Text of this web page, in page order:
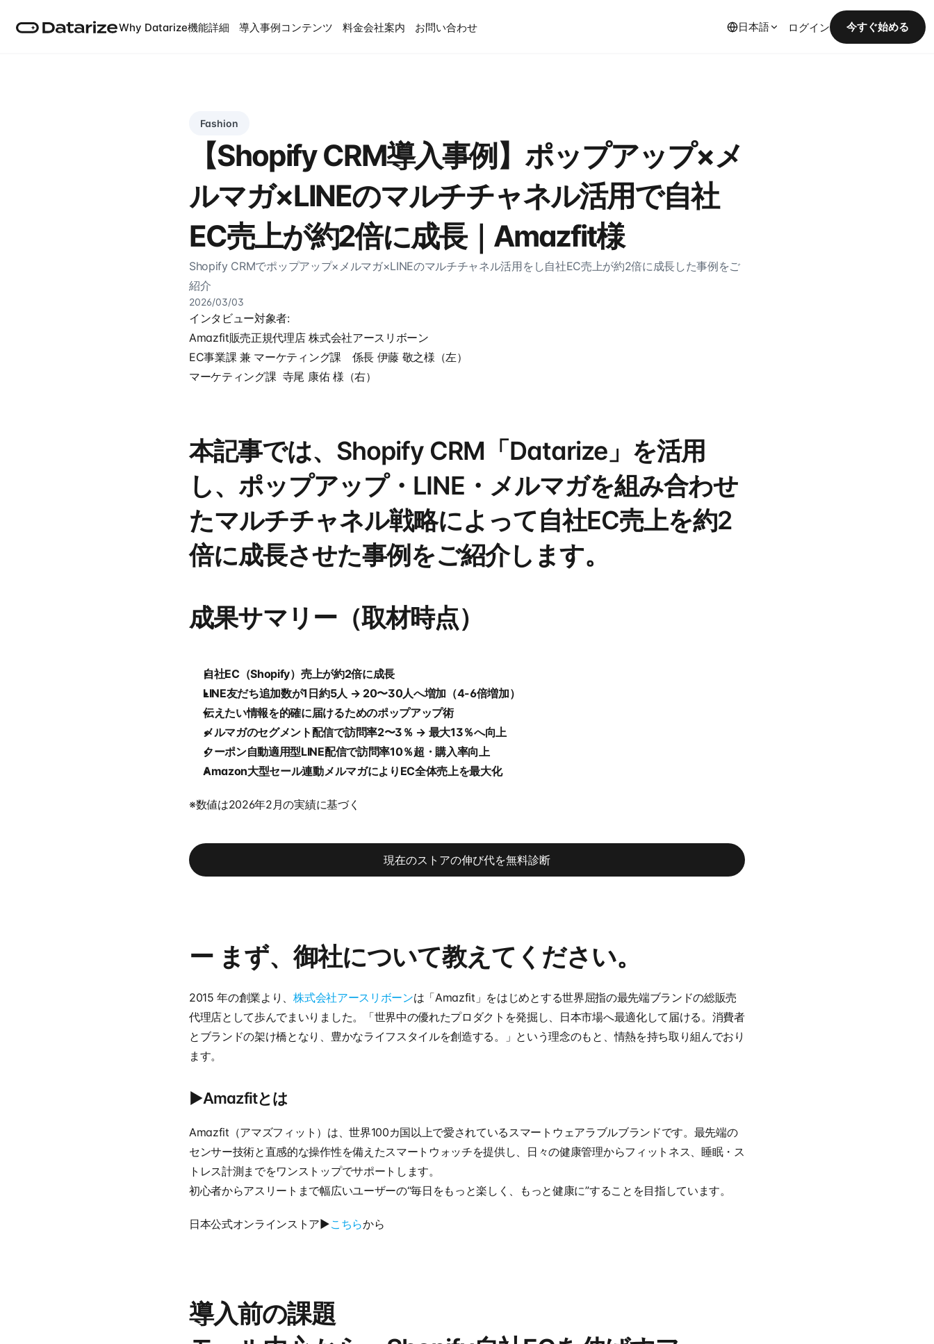
Why Datarize機能詳細 導入事例コンテンツ 料金会社案内 お問い合わせ 日本語 ログイン 今すぐ始める
Fashion
【Shopify CRM導入事例】ポップアップ×メ
ルマガ×LINEのマルチチャネル活用で自社
EC売上が約2倍に成長｜Amazfit様
Shopify CRMでポップアップ×メルマガ×LINEのマルチチャネル活用をし自社EC売上が約2倍に成長した事例をご
紹介
2026/03/03
インタビュー対象者:
Amazfit販売正規代理店 株式会社アースリボーン
EC事業課 兼 マーケティング課　係長 伊藤 敬之様（左）
マーケティング課  寺尾 康佑 様（右）
本記事では、Shopify CRM「Datarize」を活用
し、ポップアップ・LINE・メルマガを組み合わせ
たマルチチャネル戦略によって自社EC売上を約2
倍に成長させた事例をご紹介します。
成果サマリー（取材時点）
自社EC（Shopify）売上が約2倍に成長
LINE友だち追加数が1日約5人 → 20〜30人へ増加（4-6倍増加）
伝えたい情報を的確に届けるためのポップアップ術
メルマガのセグメント配信で訪問率2〜3％ → 最大13％へ向上
クーポン自動適用型LINE配信で訪問率10％超・購入率向上
Amazon大型セール連動メルマガによりEC全体売上を最大化
※数値は2026年2月の実績に基づく
現在のストアの伸び代を無料診断
現在のストアの伸び代を無料診断
ー まず、御社について教えてください。
2015 年の創業より、株式会社アースリボーンは「Amazfit」をはじめとする世界屈指の最先端ブランドの総販売
代理店として歩んでまいりました。「世界中の優れたプロダクトを発掘し、日本市場へ最適化して届ける。消費者
とブランドの架け橋となり、豊かなライフスタイルを創造する。」という理念のもと、情熱を持ち取り組んでおり
ます。
▶︎Amazfitとは
Amazfit（アマズフィット）は、世界100カ国以上で愛されているスマートウェアラブルブランドです。最先端の
センサー技術と直感的な操作性を備えたスマートウォッチを提供し、日々の健康管理からフィットネス、睡眠・ス
トレス計測までをワンストップでサポートします。
初心者からアスリートまで幅広いユーザーの“毎日をもっと楽しく、もっと健康に”することを目指しています。
日本公式オンラインストア▶︎こちらから
導入前の課題